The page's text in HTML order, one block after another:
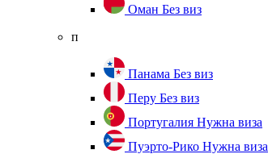
Оман Без виз
п
Панама Без виз
Перу Без виз
Португалия Нужна виза
Пуэрто-Рико Нужна виза